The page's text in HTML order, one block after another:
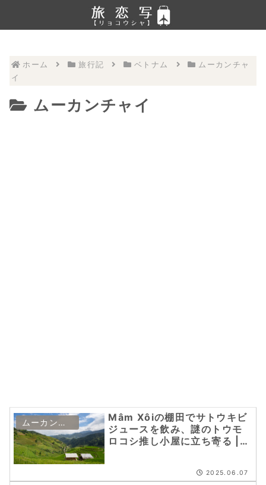
ホーム 旅行記 ベトナム
ムーカンチャ
イ
ムーカンチャイ
ムーカンチャイ
Mâm Xôiの棚田でサトウキビ
ジュースを飲み、謎のトウモ
ロコシ推し小屋に立ち寄る |
2025.06.07